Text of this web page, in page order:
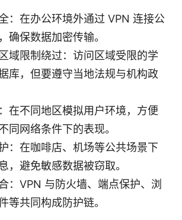
：在办公环境外通过 VPN 连接公
确保数据加密传输。
域限制绕过：访问区域受限的学
库，但要遵守当地法规与机构政
在不同地区模拟用户环境，方便
同网络条件下的表现。
：在咖啡店、机场等公共场景下
，避免敏感数据被窃取。
：VPN 与防火墙、端点保护、浏
等共同构成防护链。